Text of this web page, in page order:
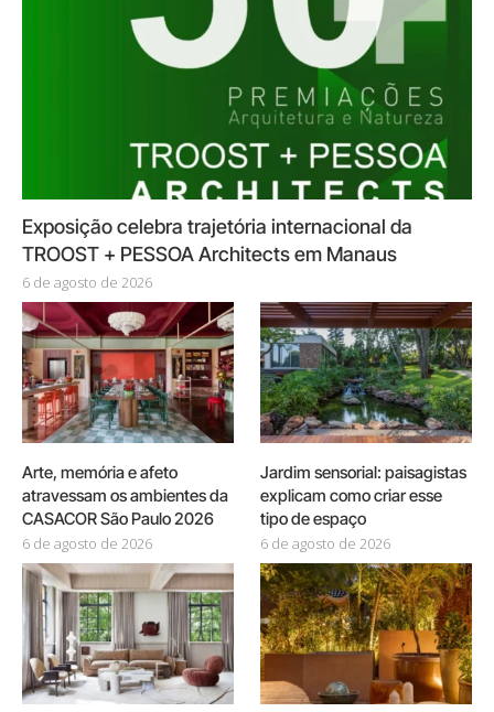
Exposição celebra trajetória internacional da
TROOST + PESSOA Architects em Manaus
6 de agosto de 2026
Arte, memória e afeto
atravessam os ambientes da
CASACOR São Paulo 2026
6 de agosto de 2026
Jardim sensorial: paisagistas
explicam como criar esse
tipo de espaço
6 de agosto de 2026